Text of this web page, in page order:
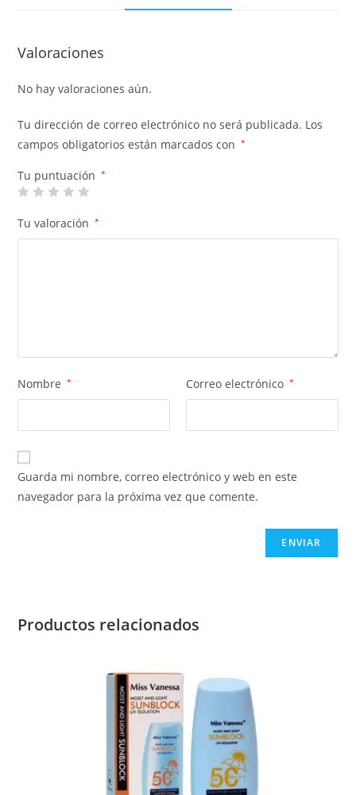
Valoraciones
No hay valoraciones aún.
Tu dirección de correo electrónico no será publicada. Los
campos obligatorios están marcados con
*
Tu puntuación *
Tu valoración *
Nombre * Correo electrónico *
Guarda mi nombre, correo electrónico y web en este
navegador para la próxima vez que comente.
Productos relacionados